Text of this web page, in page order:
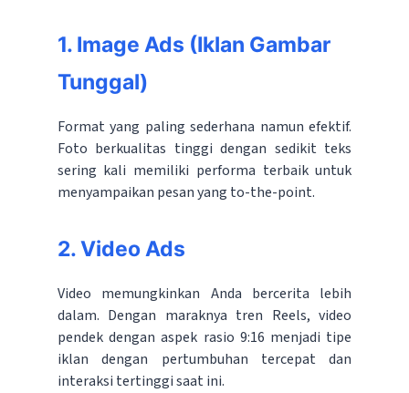
1. Image Ads (Iklan Gambar
Tunggal)
Format yang paling sederhana namun efektif.
Foto berkualitas tinggi dengan sedikit teks
sering kali memiliki performa terbaik untuk
menyampaikan pesan yang to-the-point.
2. Video Ads
Video memungkinkan Anda bercerita lebih
dalam. Dengan maraknya tren Reels, video
pendek dengan aspek rasio 9:16 menjadi tipe
iklan dengan pertumbuhan tercepat dan
interaksi tertinggi saat ini.